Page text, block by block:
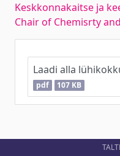
Keskkonnakaitse ja
Chair of Chemisrty
Laadi alla
pdf 107 KB